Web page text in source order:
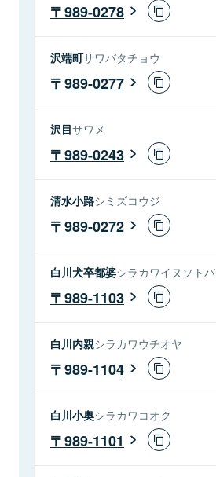
989-0278
沢端町サワバタチョウ
989-0277
沢目サワメ
989-0243
清水小路シミズコウジ
989-0272
白川犬卒都婆シラカワイヌソトバ
989-1103
白川内親シラカワウチオヤ
989-1104
白川小奥シラカワコオク
989-1101